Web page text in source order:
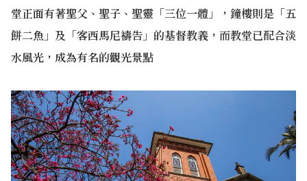
堂正面有著聖父、聖子、聖靈「三位一體」，鐘樓則是「五
餅二魚」及「客西馬尼禱告」的基督教義，而教堂已配合淡
水風光，成為有名的觀光景點